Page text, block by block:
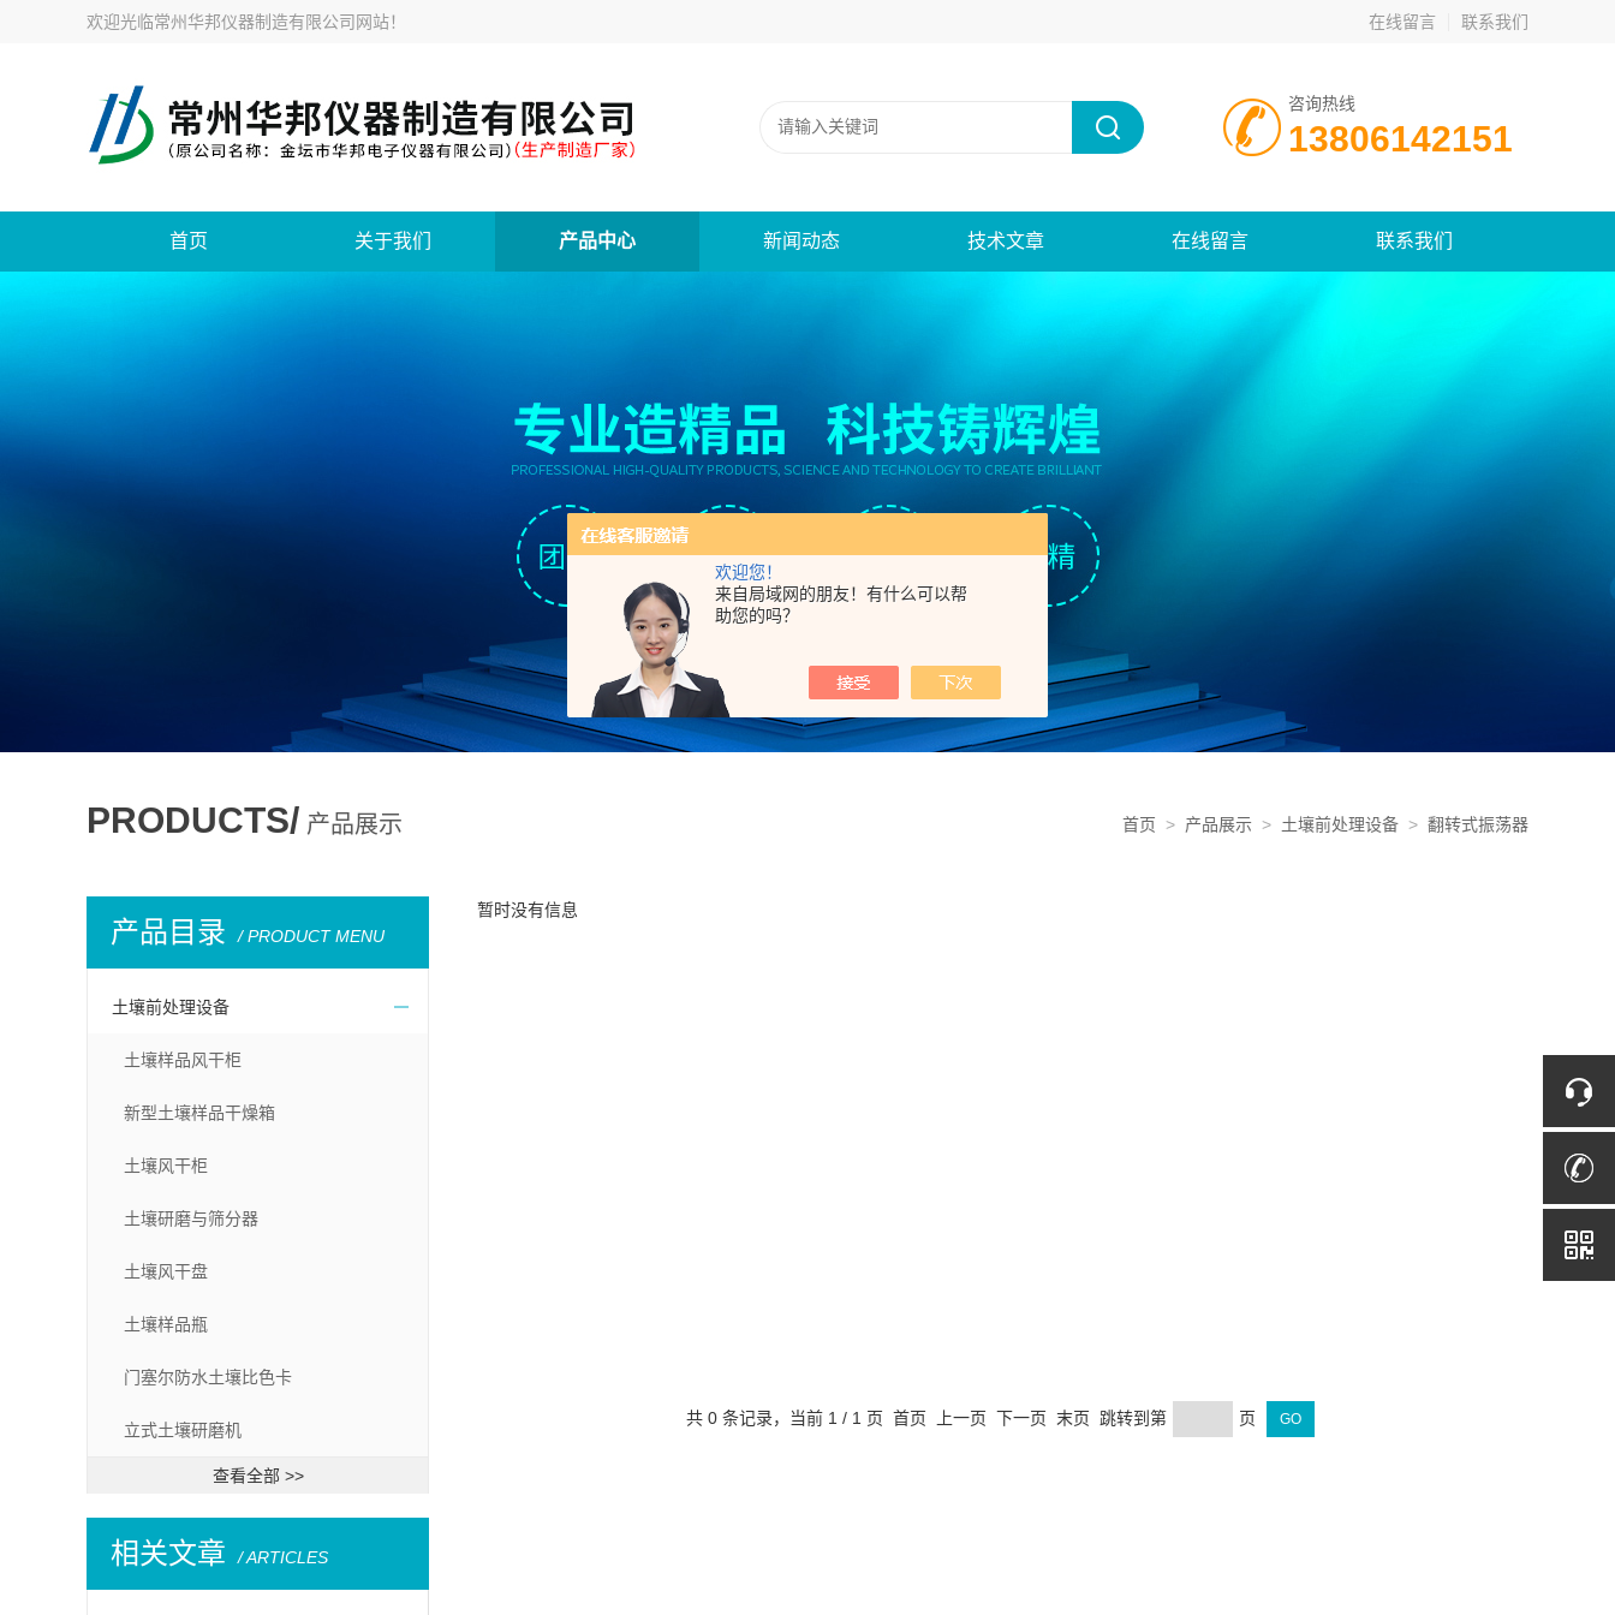
欢迎您！
来自局域网的朋友！有什么可以帮
助您的吗？
欢迎光临常州华邦仪器制造有限公司网站！ 在线留言 联系我们
咨询热线
13806142151
首页 关于我们 产品中心 新闻动态 技术文章 在线留言 联系我们
PRODUCTS/ 产品展示 首页 > 产品展示 > 土壤前处理设备 > 翻转式振荡器
产品目录 / PRODUCT MENU
土壤前处理设备
土壤样品风干柜
新型土壤样品干燥箱
土壤风干柜
土壤研磨与筛分器
土壤风干盘
土壤样品瓶
门塞尔防水土壤比色卡
立式土壤研磨机
查看全部 >>
相关文章 / ARTICLES
暂时没有信息
共 0 条记录，当前 1 / 1 页 首页 上一页 下一页 末页 跳转到第 页